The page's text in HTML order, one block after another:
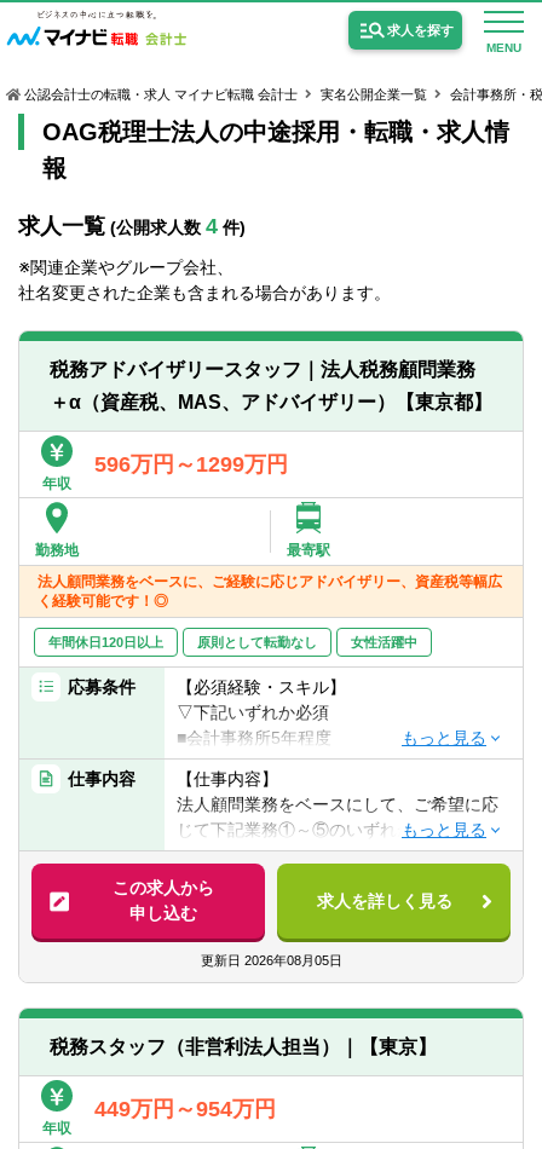
MENU
求人を探す
USCPA（米国公認会計士）の求人
女性会計士の転職
個別転職相談会・セミナー
転職お役立ち情報
非公開求人とは？
サービス紹介
転職お役立ち情報
業界情報
求人情報
公認会計士の転職・求人 マイナビ転職 会計士 実名公開企業一覧 会計事務所・
OAG税理士法人の中途採用・転職・求人情
報
求人一覧 (公開求人数 4 件)
※関連企業やグループ会社、
社名変更された企業も含まれる場合があります。
税務アドバイザリースタッフ｜法人税務顧問業務
＋α（資産税、MAS、アドバイザリー）【東京都】
年収
596万円～1299万円
勤務地
最寄駅
法人顧問業務をベースに、ご経験に応じアドバイザリー、資産税等幅広
く経験可能です！◎
年間休日120日以上 原則として転勤なし 女性活躍中
応募条件
【必須経験・スキル】
▽下記いずれか必須
■会計事務所5年程度
■監査法人5年程度
【歓迎経験・スキル】
■税理士
■公認会計士（法人税務経験2年以上）
【求める人物像】
■積極的にお客様を理解し、常に状況を改善
しようとする意識の持てる方
ができる方
■新しいことへのチャレンジ精神のある方
仕事内容
【仕事内容】
法人顧問業務をベースにして、ご希望に応
じて下記業務①～⑤のいずれかをお任せい
たします。
【具体的には】
①会計コンサルティング
デューデリジェンス（財務・税務）、IPO
支援、組織再編アドバイザリー 等
②中小企業経営支援事業（MAS）
月次経営会議への参加・経営陣へのアド
バイザリー、月次モニタリング
③資産税業務
この求人から
申し込む
求人を詳しく見る
更新日 2026年08月05日
税務スタッフ（非営利法人担当）｜【東京】
年収
449万円～954万円